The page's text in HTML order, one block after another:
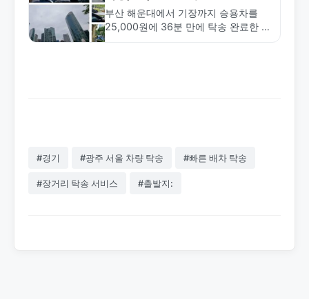
부산 해운대에서 기장까지 승용차를
25,000원에 36분 만에 탁송 완료한 사
#경기 #광주 서울 차량 탁송 #빠른 배차 탁송
#장거리 탁송 서비스 #출발지: